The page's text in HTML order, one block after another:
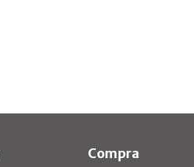
Compra